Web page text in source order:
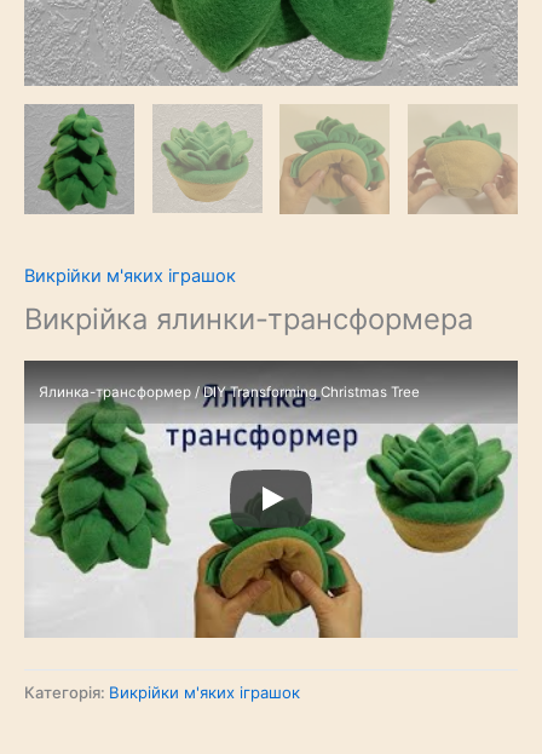
Викрійки м'яких іграшок
Викрійка ялинки-трансформера
Ялинка-трансформер / DIY Transforming Christmas Tree
Категорія: Викрійки м'яких іграшок